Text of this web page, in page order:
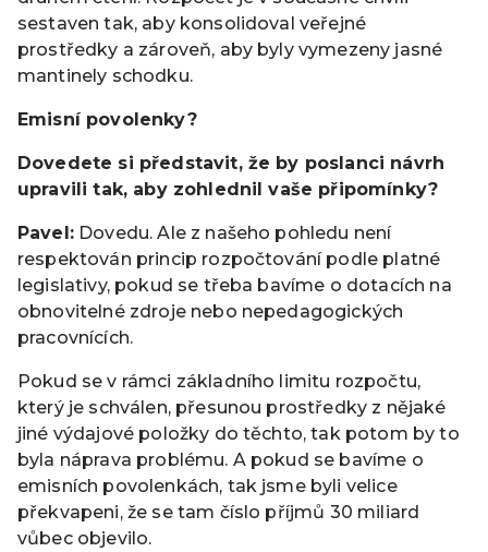
sestaven tak, aby konsolidoval veřejné
prostředky a zároveň, aby byly vymezeny jasné
mantinely schodku.
Emisní povolenky?
Dovedete si představit, že by poslanci návrh
upravili tak, aby zohlednil vaše připomínky?
Pavel:Dovedu. Ale z našeho pohledu není
respektován princip rozpočtování podle platné
legislativy, pokud se třeba bavíme o dotacích na
obnovitelné zdroje nebo nepedagogických
pracovnících.
Pokud se v rámci základního limitu rozpočtu,
který je schválen, přesunou prostředky z nějaké
jiné výdajové položky do těchto, tak potom by to
byla náprava problému. A pokud se bavíme o
emisních povolenkách, tak jsme byli velice
překvapeni, že se tam číslo příjmů 30 miliard
vůbec objevilo.